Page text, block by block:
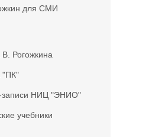
для СМИ
Рогожкина
"ПК"
записи НИЦ "ЭНИО"
учебники